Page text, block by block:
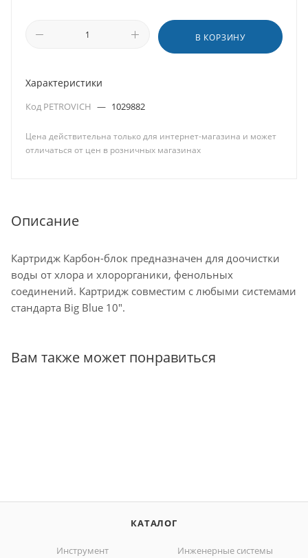
В КОРЗИНУ
Характеристики
Код PETROVICH — 1029882
Цена действительна только для интернет-магазина и может
отличаться от цен в розничных магазинах
Описание
Картридж Карбон-блок предназначен для доочистки
воды от хлора и хлорорганики, фенольных
соединений. Картридж совместим с любыми системами
стандарта Big Blue 10".
Вам также может понравиться
КАТАЛОГ
Инструмент
Инженерные системы